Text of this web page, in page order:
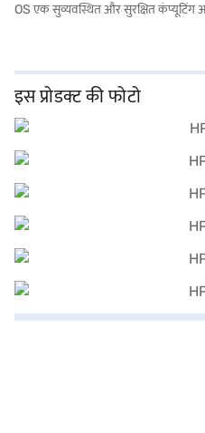
OS एक सुव्यवस्थित और सुरक्षित कंप्यूटिंग
मोड के बीच स्विच करने की अनुमति देता है,
इस प्रोडक्ट की फोटो